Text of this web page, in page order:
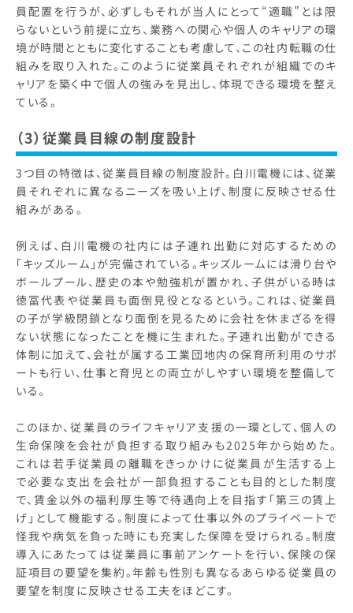
員配置を行うが、必ずしもそれが当人にとって“適職”とは限
らないという前提に立ち、業務への関心や個人のキャリアの環
境が時間とともに変化することも考慮して、この社内転職の仕
組みを取り入れた。このように従業員それぞれが組織でのキ
ャリアを築く中で個人の強みを見出し、体現できる環境を整え
ている。
（3）従業員目線の制度設計
3つ目の特徴は、従業員目線の制度設計。白川電機には、従業
員それぞれに異なるニーズを吸い上げ、制度に反映させる仕
組みがある。
例えば、白川電機の社内には子連れ出勤に対応するための
「キッズルーム」が完備されている。キッズルームには滑り台や
ボールプール、歴史の本や勉強机が置かれ、子供がいる時は
徳冨代表や従業員も面倒見役となるという。これは、従業員
の子が学級閉鎖となり面倒を見るために会社を休まざるを得
ない状態になったことを機に生まれた。子連れ出勤ができる
体制に加えて、会社が属する工業団地内の保育所利用のサポ
ートも行い、仕事と育児との両立がしやすい環境を整備して
いる。
このほか、従業員のライフキャリア支援の一環として、個人の
生命保険を会社が負担する取り組みも2025年から始めた。
これは若手従業員の離職をきっかけに従業員が生活する上
で必要な支出を会社が一部負担することも目的とした制度
で、賃金以外の福利厚生等で待遇向上を目指す「第三の賃上
げ」として機能する。制度によって仕事以外のプライベートで
怪我や病気を負った時にも充実した保障を受けられる。制度
導入にあたっては従業員に事前アンケートを行い、保険の保
証項目の要望を集約。年齢も性別も異なるあらゆる従業員の
要望を制度に反映させる工夫をほどこす。